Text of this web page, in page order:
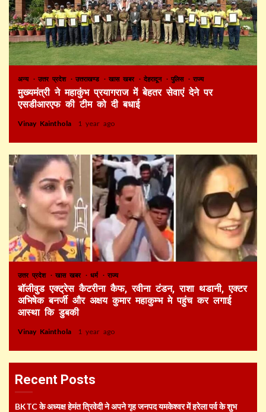
अन्य उत्तर प्रदेश उत्तराखण्ड खास खबर देहरादून पुलिस राज्य
मुख्यमंत्री ने महाकुंभ प्रयागराज में बेहतर सेवाएं देने पर
एसडीआरएफ की टीम को दी बधाई
Vinay Kainthola 1 year ago
उत्तर प्रदेश खास खबर धर्म राज्य
बॉलीवुड एक्ट्रेस कैटरीना कैफ, रवीना टंडन, राशा थडानी, एक्टर
अभिषेक बनर्जी और अक्षय कुमार महाकुम्भ मे पहुंच कर लगाई
आस्था कि डुबकी
Vinay Kainthola 1 year ago
Recent Posts
BKTC के अध्यक्ष हेमंत त्रिवेदी ने अपने गृह जनपद यमकेश्वर में हरेला पर्व के शुभ